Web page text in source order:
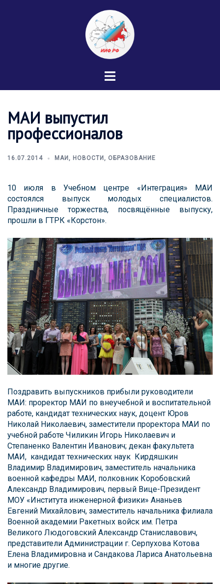
Переключатель
МАИ выпустил
профессионалов
16.07.2014 МАИ , НОВОСТИ , ОБРАЗОВАНИЕ
10 июля в Учебном центре «Интеграция» МАИ
состоялся выпуск молодых специалистов.
Праздничные торжества, посвящённые выпуску,
прошли в ГТРК «Корстон».
Поздравить выпускников прибыли руководители
МАИ: проректор МАИ по внеучебной и воспитательной
работе, кандидат технических наук, доцент Юров
Николай Николаевич, заместители проректора МАИ по
учебной работе Чиликин Игорь Николаевич и
Степаненко Валентин Иванович; декан факультета
МАИ, кандидат технических наук Кирдяшкин
Владимир Владимирович, заместитель начальника
военной кафедры МАИ, полковник Коробовский
Александр Владимирович, первый Вице-Президент
МОУ «Института инженерной физики» Ананьев
Евгений Михайлович, заместитель начальника филиала
Военной академии Ракетных войск им. Петра
Великого Людоговский Александр Станиславович,
представители Администрации г. Серпухова Котова
Елена Владимировна и Сандакова Лариса Анатольевна
и многие другие.